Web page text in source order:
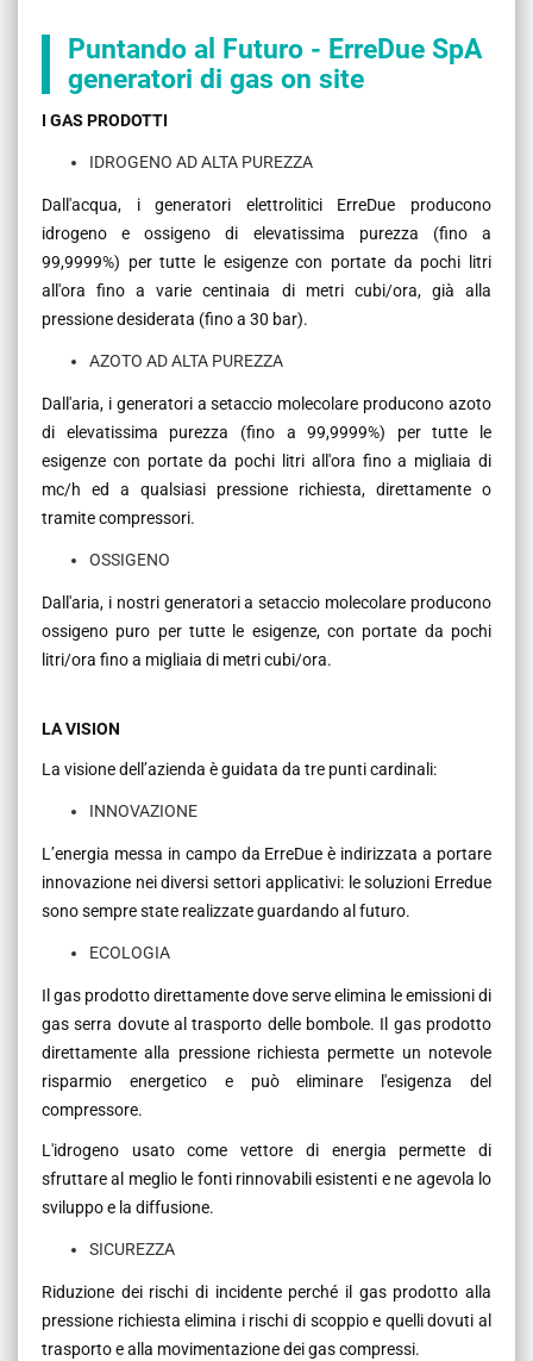
Puntando al Futuro - ErreDue SpA
generatori di gas on site
I GAS PRODOTTI
IDROGENO AD ALTA PUREZZA
Dall'acqua, i generatori elettrolitici ErreDue producono
idrogeno e ossigeno di elevatissima purezza (fino a
99,9999%) per tutte le esigenze con portate da pochi litri
all'ora fino a varie centinaia di metri cubi/ora, già alla
pressione desiderata (fino a 30 bar).
AZOTO AD ALTA PUREZZA
Dall'aria, i generatori a setaccio molecolare producono azoto
di elevatissima purezza (fino a 99,9999%) per tutte le
esigenze con portate da pochi litri all'ora fino a migliaia di
mc/h ed a qualsiasi pressione richiesta, direttamente o
tramite compressori.
OSSIGENO
Dall'aria, i nostri generatori a setaccio molecolare producono
ossigeno puro per tutte le esigenze, con portate da pochi
litri/ora fino a migliaia di metri cubi/ora.
LA VISION
La visione dell’azienda è guidata da tre punti cardinali:
INNOVAZIONE
L’energia messa in campo da ErreDue è indirizzata a portare
innovazione nei diversi settori applicativi: le soluzioni Erredue
sono sempre state realizzate guardando al futuro.
ECOLOGIA
Il gas prodotto direttamente dove serve elimina le emissioni di
gas serra dovute al trasporto delle bombole. Il gas prodotto
direttamente alla pressione richiesta permette un notevole
risparmio energetico e può eliminare l'esigenza del
compressore.
L'idrogeno usato come vettore di energia permette di
sfruttare al meglio le fonti rinnovabili esistenti e ne agevola lo
sviluppo e la diffusione.
SICUREZZA
Riduzione dei rischi di incidente perché il gas prodotto alla
pressione richiesta elimina i rischi di scoppio e quelli dovuti al
trasporto e alla movimentazione dei gas compressi.